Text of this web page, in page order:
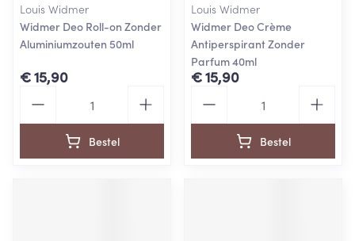
Louis Widmer
Widmer Deo Roll-on Zonder
Aluminiumzouten 50ml
€ 15,90
Bestel
Louis Widmer
Widmer Deo Crème
Antiperspirant Zonder
Parfum 40ml
€ 15,90
Bestel